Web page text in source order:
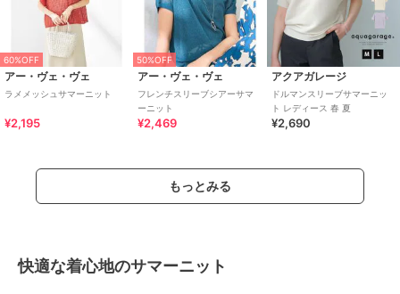
60%OFF
アー・ヴェ・ヴェ
ラメメッシュサマーニット
¥2,195
50%OFF
アー・ヴェ・ヴェ
フレンチスリーブシアーサマ
ーニット
¥2,469
アクアガレージ
ドルマンスリーブサマーニッ
ト レディース 春 夏
¥2,690
もっとみる
快適な着心地のサマーニット